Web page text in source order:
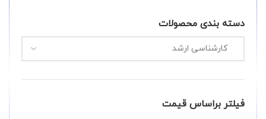
دسته بندی محصولات
فیلتر براساس قیمت